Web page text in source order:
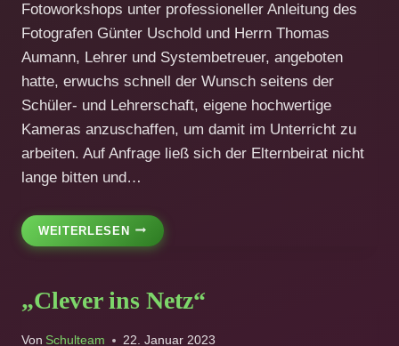
Fotoworkshops unter professioneller Anleitung des
Fotografen Günter Uschold und Herrn Thomas
Aumann, Lehrer und Systembetreuer, angeboten
hatte, erwuchs schnell der Wunsch seitens der
Schüler- und Lehrerschaft, eigene hochwertige
Kameras anzuschaffen, um damit im Unterricht zu
arbeiten. Auf Anfrage ließ sich der Elternbeirat nicht
lange bitten und…
WEITERLESENELTERNBEIRAT
SPENDET
DIGITALKAMERAS
„Clever ins Netz“
Von Schulteam 22. Januar 2023